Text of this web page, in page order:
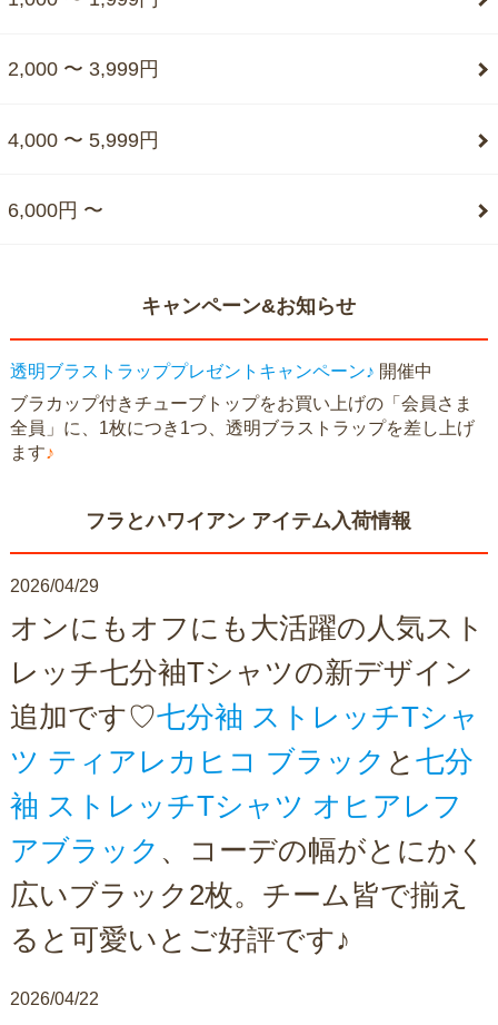
2,000 〜 3,999円
4,000 〜 5,999円
6,000円 〜
キャンペーン&お知らせ
透明ブラストラッププレゼントキャンペーン♪ 開催中
ブラカップ付きチューブトップをお買い上げの「会員さま
全員」に、1枚につき1つ、透明ブラストラップを差し上げ
ます♪
フラとハワイアン アイテム入荷情報
2026/04/29
オンにもオフにも大活躍の人気スト
レッチ七分袖Tシャツの新デザイン
追加です♡七分袖 ストレッチTシャ
ツ ティアレカヒコ ブラック と 七分
袖 ストレッチTシャツ オヒアレフ
アブラック 、コーデの幅がとにかく
広いブラック2枚。チーム皆で揃え
ると可愛いとご好評です♪
2026/04/22